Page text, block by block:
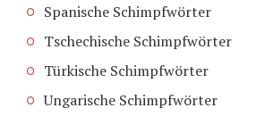
Spanische Schimpfwörter
Tschechische Schimpfwörter
Türkische Schimpfwörter
Ungarische Schimpfwörter